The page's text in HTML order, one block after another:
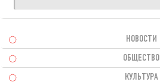
НОВОСТИ
ОБЩЕСТВО
КУЛЬТУРА